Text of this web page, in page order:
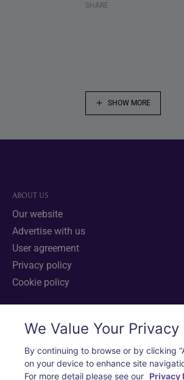
SHARE
SHOW MORE
Footer
ABOUT US
Our website
Advertise with us
User agreement
Privacy policy
Cookie policy
COPYRIGHT © 2026 Thai Airways International
We Value Your Privacy
By continuing to browse or by clicking
on your device to enhance site
For more detail please see our Privacy